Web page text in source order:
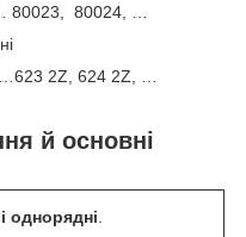
80024, …
624 2Z, …
й основні
однорядні